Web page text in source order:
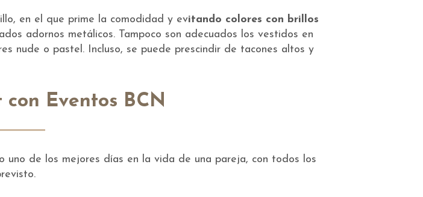
en el que prime la comodidad y evitando colores con brillos
adornos metálicos. Tampoco son adecuados los vestidos en
nude o pastel. Incluso, se puede prescindir de tacones altos y
Eventos BCN
uno de los mejores días en la vida de una pareja, con todos los